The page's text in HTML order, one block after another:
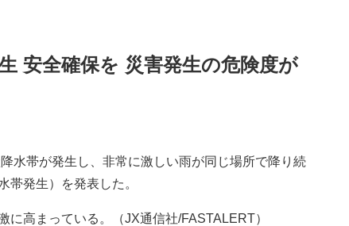
安全確保を 災害発生の危険度が
水帯が発生し、非常に激しい雨が同じ場所で降り続
帯発生）を発表した。
高まっている。（JX通信社/FASTALERT）